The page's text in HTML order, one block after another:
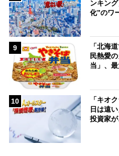
ンキン
化”のワ
9
「北海
民熱愛
当」、
10
「キオ
日は遠
投資家